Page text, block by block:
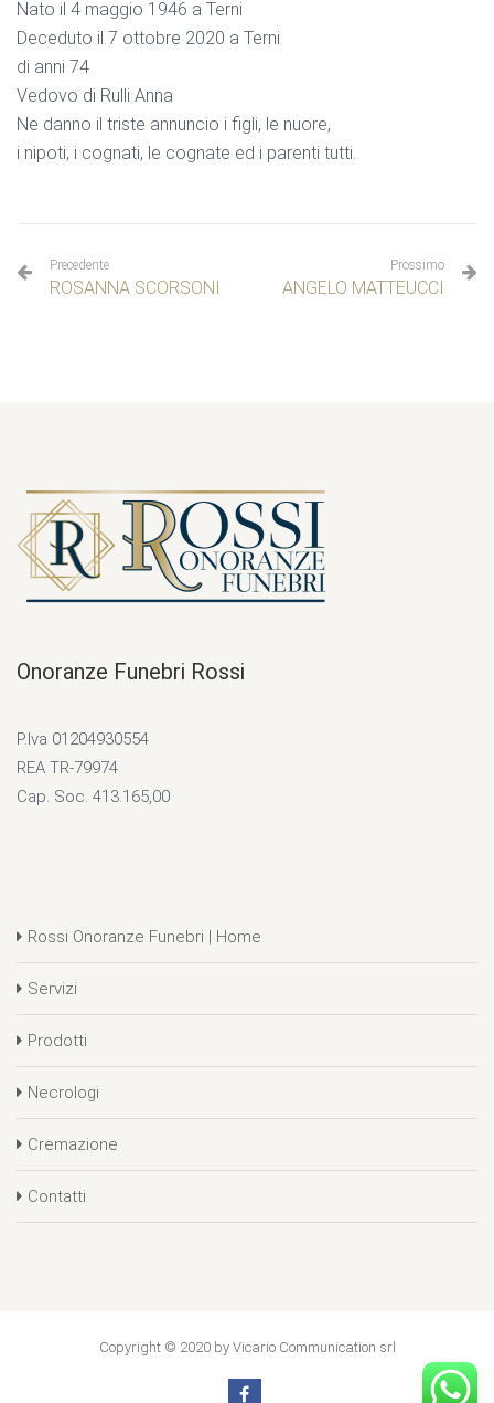
Nato il 4 maggio 1946 a Terni
Deceduto il 7 ottobre 2020 a Terni
di anni 74
Vedovo di Rulli Anna
Ne danno il triste annuncio i figli, le nuore,
i nipoti, i cognati, le cognate ed i parenti tutti.
Precedente
ROSANNA SCORSONI
Prossimo
ANGELO MATTEUCCI
Onoranze Funebri Rossi
P.Iva 01204930554
REA TR-79974
Cap. Soc. 413.165,00
Rossi Onoranze Funebri | Home
Servizi
Prodotti
Necrologi
Cremazione
Contatti
Copyright © 2020 by Vicario Communication srl